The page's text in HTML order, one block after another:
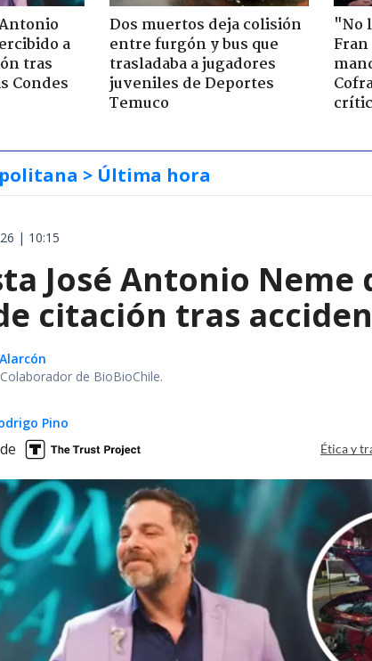
a
tras
Condes
Dos muertos deja colisión
entre furgón y bus que
trasladaba a jugadores
juveniles de Deportes
Temuco
"No
> Última hora
| 10:15
José Antonio Neme
citación tras
de BioBioChile.
Pino
Ética y